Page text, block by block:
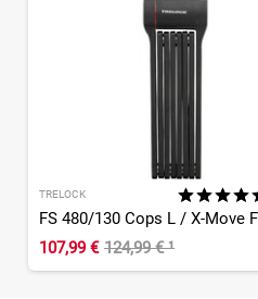
TRELOCK
107,99 € 124,99 €¹